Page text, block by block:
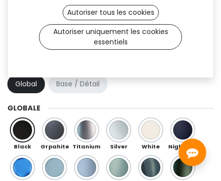
Trooper (TT)
Global
Base / Détail
GLOBALE
Black Grpahite Titanium Silver White
Autoriser tous les cookies
Autoriser uniquement les cookies
essentiels